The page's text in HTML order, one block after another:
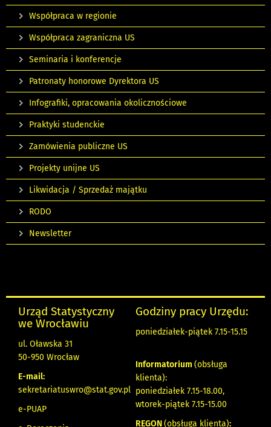
Współpraca w regionie
Współpraca zagraniczna US
Seminaria i konferencje
Patronaty honorowe Dyrektora US
Infografiki, opracowania okolicznościowe
Praktyki studenckie
Zamówienia publiczne US
Projekty unijne US
Likwidacja / Sprzedaż majątku
RODO
Newsletter
Urząd Statystyczny
we Wrocławiu
ul. Oławska 31
50-950 Wrocław
E-mail:
sekretariatuswro@stat.gov.pl
e-PUAP
Godziny pracy Urzędu:
poniedziałek-piątek 7.15-15.15
Informatorium (obsługa
klienta):
poniedziałek 7.15-18.00,
wtorek-piątek 7.15-15.00
REGON(obsługa klienta):